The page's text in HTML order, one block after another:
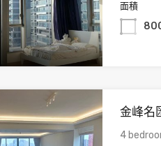
面積
金峰名
4